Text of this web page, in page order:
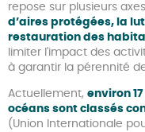
repose sur plusieurs
d’aires protégées, la
restauration des
limiter l'impact des
à garantir la pérennité
Actuellement, environ
océans sont classés
(Union Internationale